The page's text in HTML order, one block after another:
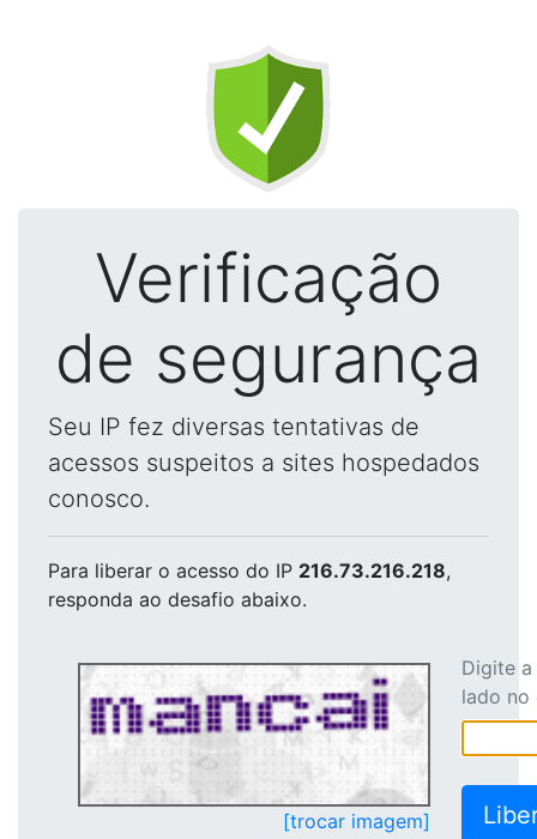
Verificação
de segurança
Seu IP fez diversas tentativas de
acessos suspeitos a sites hospedados
conosco.
Para liberar o acesso do IP 216.73.216.218,
responda ao desafio abaixo.
[trocar imagem]
Digite
lado no